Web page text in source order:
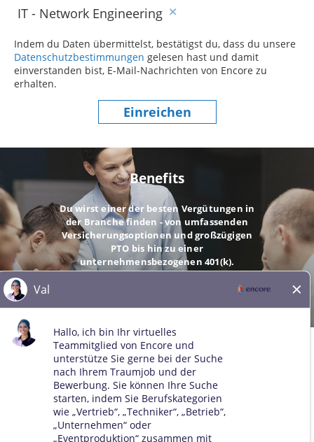
IT - Network Engineering
Indem du Daten übermittelst, bestätigst du, dass du unsere
Datenschutzbestimmungen (dieser Inhalt öffnet sich in einem
gelesen hast und damit
einverstanden bist, E-Mail-Nachrichten von Encore zu
erhalten.
Einreichen
Benefits
Du wirst einer der besten Vergütungen in
der Branche finden - von umfassenden
Versicherungsoptionen und großzügigen
PTO bis hin zu einer
unternehmensbezogenen 401(k).
© 2026 Alle Rechte vorbehalten. Alle Marken Dritter bleiben
Eigentum der jeweiligen Inhaber. Alle qualifizierten Bewerber
werden ohne Rücksicht auf Rasse, Hautfarbe, Geschlecht, sexuelle
Orientierung, Geschlechtsidentität, Religion, nationale Herkunft,
Behinderung, Veteranenstatus, Alter, Familienstand,